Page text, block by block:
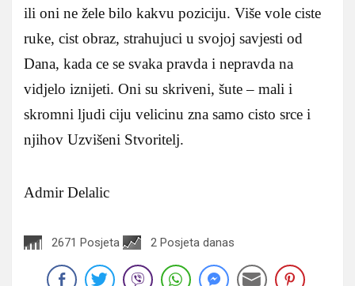
ili oni ne žele bilo kakvu poziciju. Više vole ciste
ruke, cist obraz, strahujuci u svojoj savjesti od
Dana, kada ce se svaka pravda i nepravda na
vidjelo iznijeti. Oni su skriveni, šute – mali i
skromni ljudi ciju velicinu zna samo cisto srce i
njihov Uzvišeni Stvoritelj.
Admir Delalic
2671 Posjeta 2 Posjeta danas